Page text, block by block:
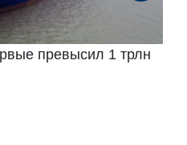
превысил 1 трлн